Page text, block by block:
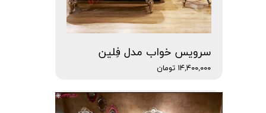
سرویس خواب مدل فِلین
۱۴,۴۰۰,۰۰۰ تومان